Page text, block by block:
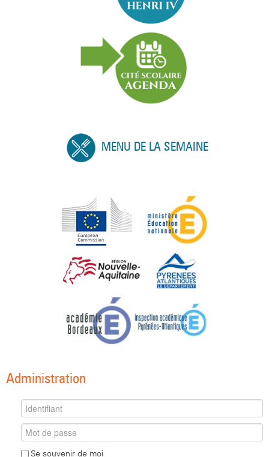
MENU DE LA SEMAINE
Administration
Se souvenir de moi